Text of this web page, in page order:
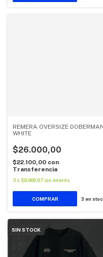
REMERA OVERSIZE
WHITE
$26.000,00
$22.100,00 con
Transferencia
3x $8.666,67 sin interés
COMPRAR 3 en
SIN STOCK